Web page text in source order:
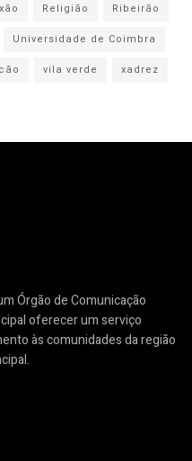
Religião
Ribeirão
Universidade de Coimbra
vila verde xadrez
Órgão de Comunicação
oferecer um serviço
às comunidades da região